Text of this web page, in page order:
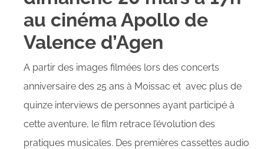
au cinéma Apollo de
Valence d’Agen
A partir des images filmées lors des concerts
anniversaire des 25 ans à Moissac et avec plus de
quinze interviews de personnes ayant participé à
cette aventure, le film retrace l’évolution des
pratiques musicales. Des premières cassettes audio